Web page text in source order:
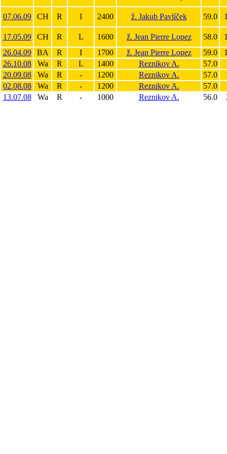
07.06.09 CH R I 2400 ž. Jakub Pavlíček 59.0
17.05.09 CH R L 1600 ž. Jean Pierre Lopez 58.0
26.04.09
BA R I 1700 ž. Jean Pierre Lopez 59.0
26.10.08
Wa R L 1400 Reznikov A. 57.0
20.09.08
Wa R - 1200 Reznikov A. 57.0
02.08.08
Wa R - 1200 Reznikov A. 57.0
13.07.08
Wa R - 1000 Reznikov A. 56.0